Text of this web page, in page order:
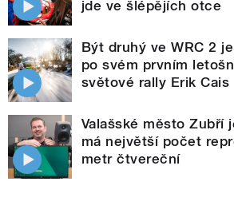
jde ve šlépějích otce
Být druhý ve WRC 2
po svém prvním
světové rally Erik Cais
Valašské město Zubří
má největší počet
metr čtvereční